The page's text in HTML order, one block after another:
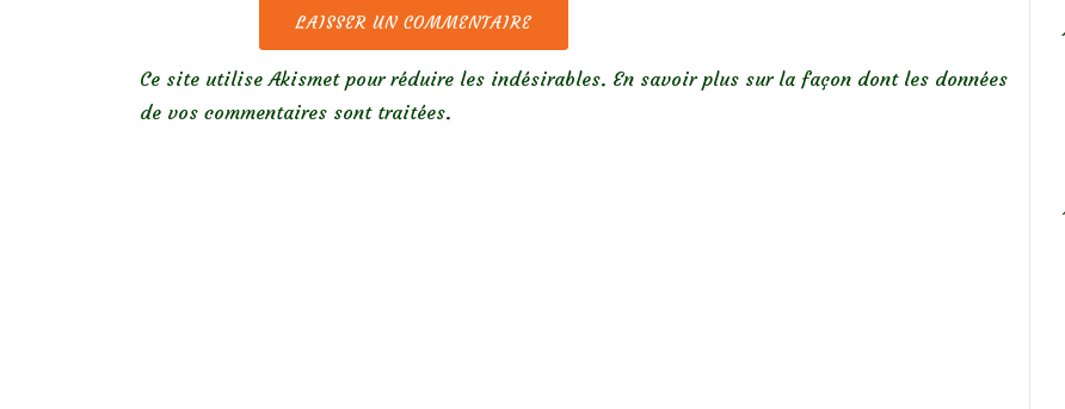
Ce site utilise Akismet pour réduire les indésirables. En savoir plus sur la façon dont les données
de vos commentaires sont traitées.